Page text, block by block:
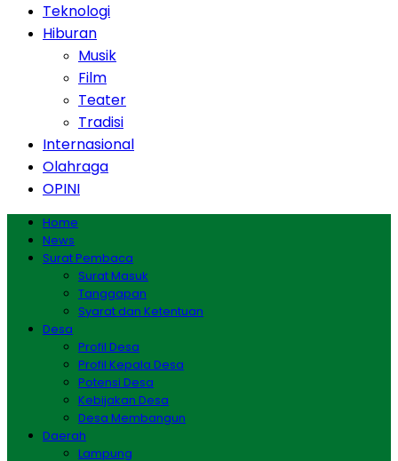
Teknologi
Hiburan
Musik
Film
Teater
Tradisi
Internasional
Olahraga
OPINI
Home
News
Surat Pembaca
Surat Masuk
Tanggapan
Syarat dan Ketentuan
Desa
Profil Desa
Profil Kepala Desa
Potensi Desa
Kebijakan Desa
Desa Membangun
Daerah
Lampung